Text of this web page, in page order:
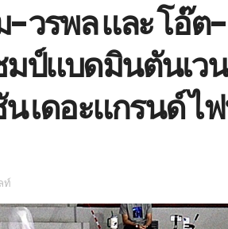
วรพล และ โอ๊ต
มป์แบดมินตันเว
น เดอะแกรนด์ ไ
ท์